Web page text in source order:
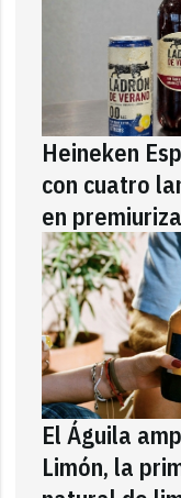
Heineken
con cuatro
en
El Águila
Limón, la